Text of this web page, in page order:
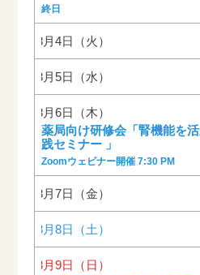
終日
年8月4日（火）
年8月5日（水）
年8月6日（木）
薬局向け研修会「腎機能を
践セミナー 」
Zoomウェビナー開催 7:30 PM
年8月7日（金）
年8月8日（土）
年8月9日（日）